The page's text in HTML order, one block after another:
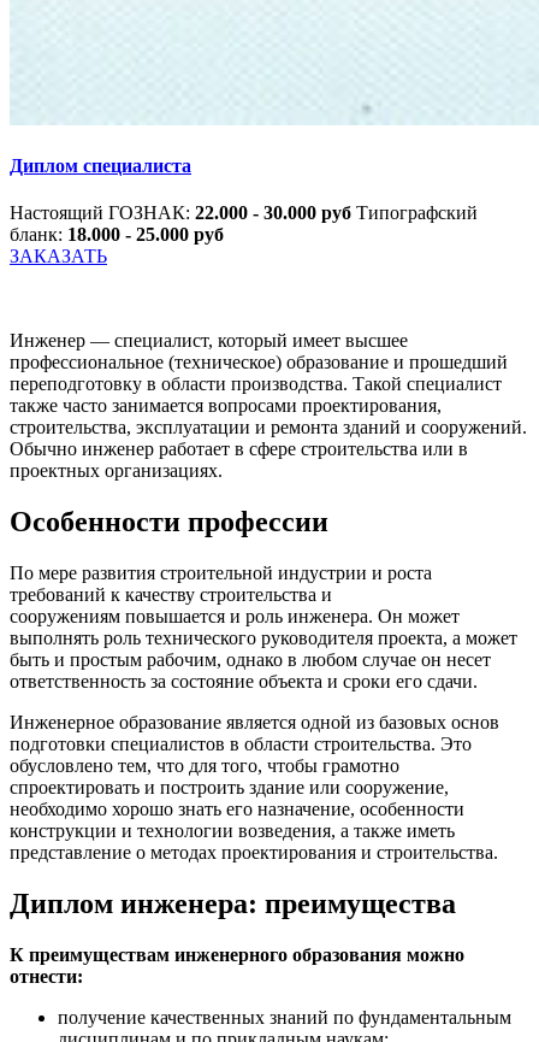
Диплом специалиста
Настоящий ГОЗНАК: 22.000 - 30.000 руб Типографский
бланк: 18.000 - 25.000 руб
ЗАКАЗАТЬ
Инженер — специалист, который имеет высшее
профессиональное (техническое) образование и прошедший
переподготовку в области производства. Такой специалист
также часто занимается вопросами проектирования,
строительства, эксплуатации и ремонта зданий и сооружений.
Обычно инженер работает в сфере строительства или в
проектных организациях.
Особенности профессии
По мере развития строительной индустрии и роста
требований к качеству строительства и
сооружениям повышается и роль инженера. Он может
выполнять роль технического руководителя проекта, а может
быть и простым рабочим, однако в любом случае он несет
ответственность за состояние объекта и сроки его сдачи.
Инженерное образование является одной из базовых основ
подготовки специалистов в области строительства. Это
обусловлено тем, что для того, чтобы грамотно
спроектировать и построить здание или сооружение,
необходимо хорошо знать его назначение, особенности
конструкции и технологии возведения, а также иметь
представление о методах проектирования и строительства.
Диплом инженера: преимущества
К преимуществам инженерного образования можно
отнести:
получение качественных знаний по фундаментальным